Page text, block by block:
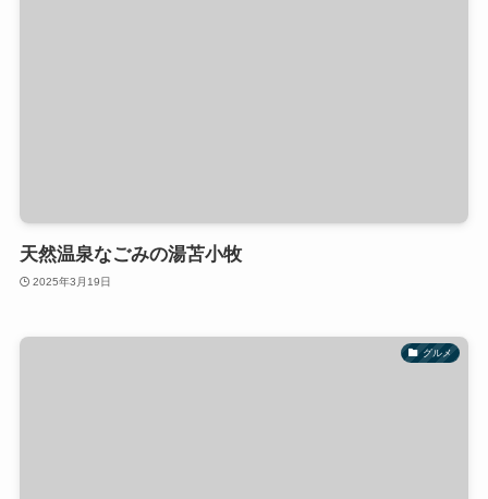
天然温泉なごみの湯苫小牧
2025年3月19日
グルメ